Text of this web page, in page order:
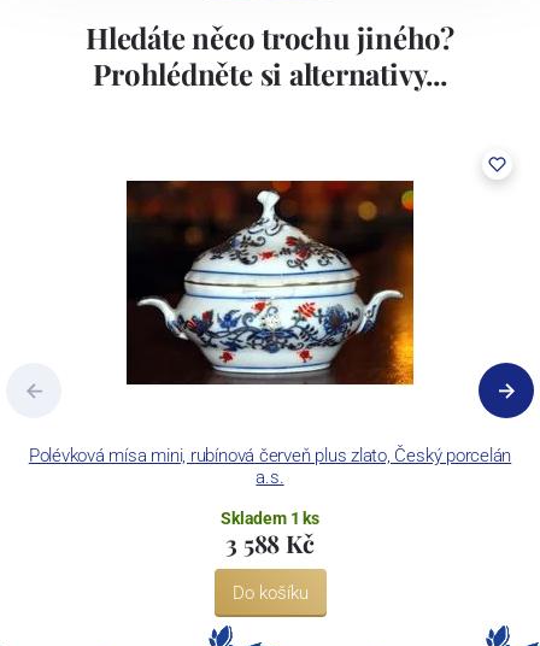
Hledáte něco trochu jiného?
Prohlédněte si alternativy...
Polévková mísa mini, rubínová červeň plus zlato, Český porcelán
a.s.
Skladem 1 ks
3 588 Kč
Do košíku